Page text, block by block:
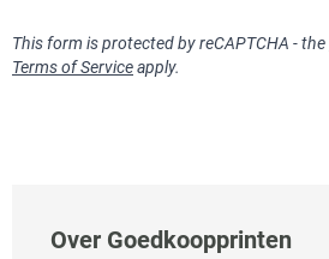
This form is protected by reCAPTCHA - the
Terms of Serviceapply.
Over Goedkoopprinten